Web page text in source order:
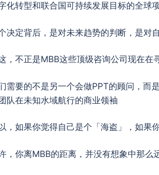
化转型和联合国可持续发展目标的全球
决定背后，是对未来趋势的判断，是对
，不正是MBB这些顶级咨询公司现在在
需要的不是另一个会做PPT的顾问，而
队在未知水域航行的商业领袖
，如果你觉得自己是个「海盗」，如果
，你离MBB的距离，并没有想象中那么